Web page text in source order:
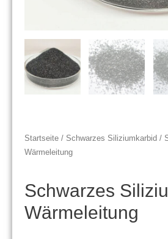
Startseite / Schwarzes Siliziumkarbid /
Wärmeleitung
Schwarzes
Wärmeleitung